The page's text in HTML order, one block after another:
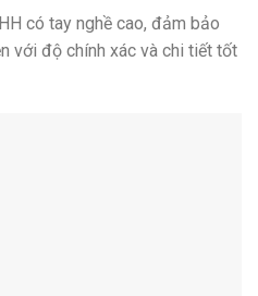
có tay nghề cao, đảm bảo
với độ chính xác và chi tiết tốt